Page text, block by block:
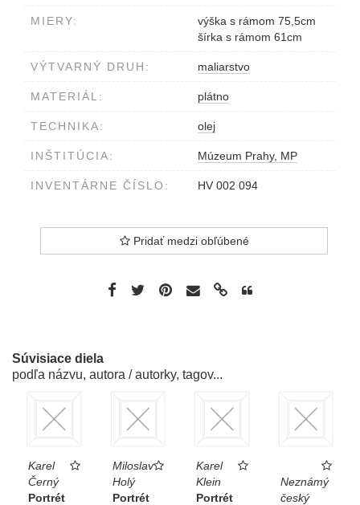
MIERY:
výška s rámom 75,5cm
šírka s rámom 61cm
VÝTVARNÝ DRUH: maliarstvo
MATERIÁL: plátno
TECHNIKA: olej
INŠTITÚCIA: Múzeum Prahy, MP
INVENTÁRNE ČÍSLO: HV 002 094
Pridať medzi obľúbené
Súvisiace diela
podľa názvu, autora / autorky, tagov...
Karel
Černý
Portrét
Miloslav
Holý
Portrét
Karel
Klein
Portrét
Neznámý
český